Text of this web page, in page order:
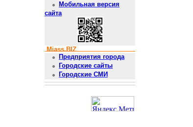
Мобильная версия
сайта
Miass.BIZ
Предприятия города
Городские сайты
Городские СМИ